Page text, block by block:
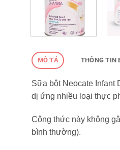
MÔ TẢ THÔNG TIN
Sữa bột Neocate Infant
dị ứng nhiều loại thực
Công thức này không
bình thường).